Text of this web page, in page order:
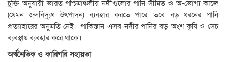
চুক্তি অনুযায়ী ভারত পশ্চিমাঞ্চলীয় নদীগুলোর পানি সীমিত ও অ-ভোগ্য কাজে
(যেমন জলবিদ্যুৎ উৎপাদন) ব্যবহার করতে পারে, তবে বড় ধরনের পানি
প্রত্যাহারের অনুমতি নেই। পাকিস্তান এসব নদীর পানির বড় অংশ কৃষি ও সেচ
ব্যবস্থায় ব্যবহার করে থাকে।
অর্থনৈতিক ও কারিগরি সহায়তা